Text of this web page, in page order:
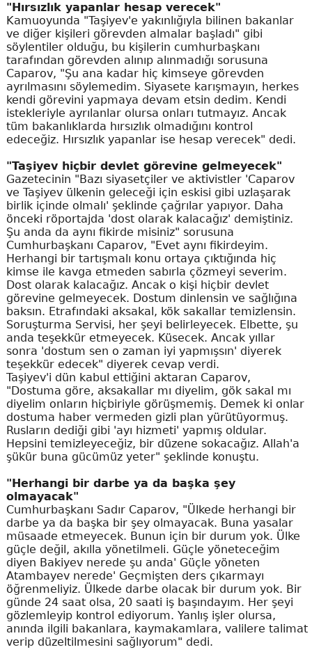
"Hırsızlık yapanlar hesap verecek"
Kamuoyunda "Taşiyev'e yakınlığıyla bilinen bakanlar
ve diğer kişileri görevden almalar başladı" gibi
söylentiler olduğu, bu kişilerin cumhurbaşkanı
tarafından görevden alınıp alınmadığı sorusuna
Caparov, "Şu ana kadar hiç kimseye görevden
ayrılmasını söylemedim. Siyasete karışmayın, herkes
kendi görevini yapmaya devam etsin dedim. Kendi
istekleriyle ayrılanlar olursa onları tutmayız. Ancak
tüm bakanlıklarda hırsızlık olmadığını kontrol
edeceğiz. Hırsızlık yapanlar ise hesap verecek" dedi.
"Taşiyev hiçbir devlet görevine gelmeyecek"
Gazetecinin "Bazı siyasetçiler ve aktivistler 'Caparov
ve Taşiyev ülkenin geleceği için eskisi gibi uzlaşarak
birlik içinde olmalı' şeklinde çağrılar yapıyor. Daha
önceki röportajda 'dost olarak kalacağız' demiştiniz.
Şu anda da aynı fikirde misiniz" sorusuna
Cumhurbaşkanı Caparov, "Evet aynı fikirdeyim.
Herhangi bir tartışmalı konu ortaya çıktığında hiç
kimse ile kavga etmeden sabırla çözmeyi severim.
Dost olarak kalacağız. Ancak o kişi hiçbir devlet
görevine gelmeyecek. Dostum dinlensin ve sağlığına
baksın. Etrafındaki aksakal, kök sakallar temizlensin.
Soruşturma Servisi, her şeyi belirleyecek. Elbette, şu
anda teşekkür etmeyecek. Küsecek. Ancak yıllar
sonra 'dostum sen o zaman iyi yapmışsın' diyerek
teşekkür edecek" diyerek cevap verdi.
Taşiyev'i dün kabul ettiğini aktaran Caparov,
"Dostuma göre, aksakallar mı diyelim, gök sakal mı
diyelim onların hiçbiriyle görüşmemiş. Demek ki onlar
dostuma haber vermeden gizli plan yürütüyormuş.
Rusların dediği gibi 'ayı hizmeti' yapmış oldular.
Hepsini temizleyeceğiz, bir düzene sokacağız. Allah'a
şükür buna gücümüz yeter" şeklinde konuştu.
"Herhangi bir darbe ya da başka şey
olmayacak"
Cumhurbaşkanı Sadır Caparov, "Ülkede herhangi bir
darbe ya da başka bir şey olmayacak. Buna yasalar
müsaade etmeyecek. Bunun için bir durum yok. Ülke
güçle değil, akılla yönetilmeli. Güçle yöneteceğim
diyen Bakiyev nerede şu anda' Güçle yöneten
Atambayev nerede' Geçmişten ders çıkarmayı
öğrenmeliyiz. Ülkede darbe olacak bir durum yok. Bir
günde 24 saat olsa, 20 saati iş başındayım. Her şeyi
gözlemleyip kontrol ediyorum. Yanlış işler olursa,
anında ilgili bakanlara, kaymakamlara, valilere talimat
verip düzeltilmesini sağlıyorum" dedi.